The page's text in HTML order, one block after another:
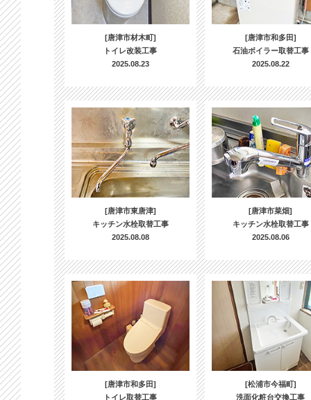
[唐津市材木町]
トイレ改装工事
2025.08.23
[唐津市和多田]
石油ボイラー取替工事
2025.08.22
[唐津市東唐津]
キッチン水栓取替工事
2025.08.08
[唐津市菜畑]
キッチン水栓取替工事
2025.08.06
[唐津市和多田]
トイレ取替工事
[松浦市今福町]
洗面化粧台交換工事